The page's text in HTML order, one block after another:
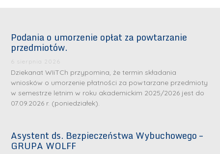
Podania o umorzenie opłat za powtarzanie
przedmiotów.
6 sierpnia 2026
Dziekanat WIiTCh przypomina, że termin składania
wniosków o umorzenie płatności za powtarzane przedmioty
w semestrze letnim w roku akademickim 2025/2026 jest do
07.09.2026 r. (poniedziałek).
Asystent ds. Bezpieczeństwa Wybuchowego –
GRUPA WOLFF